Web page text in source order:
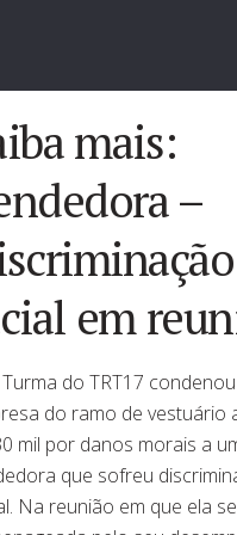
mais:
–
em
Turma do TRT17
do ramo de vestuário
mil por danos morais a
que sofreu
Na reunião em que ela